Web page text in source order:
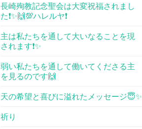
長崎殉教記念聖会は大変祝福されまし
た❗️✨🙌💯ハレルヤ❗️
主は私たちを通して大いなることを現
されます❗️✨
弱い私たちを通して働いてくださる主
を見るのです🙌
天の希望と喜びに溢れたメッセージ😇✨
祈り